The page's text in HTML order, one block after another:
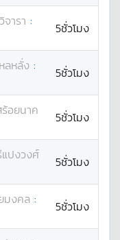
วิจารา :
5ชั่วโมง
ลหลั่ง :
5ชั่วโมง
อยนาค
5ชั่วโมง
ปงวงศ์
5ชั่วโมง
มงคล :
5ชั่วโมง